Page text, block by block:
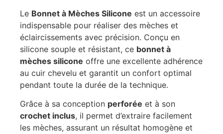
Le Bonnet à Mèches Silicone est un accessoire
indispensable pour réaliser des mèches et
éclaircissements avec précision. Conçu en
silicone souple et résistant, ce bonnet à
mèches silicone offre une excellente adhérence
au cuir chevelu et garantit un confort optimal
pendant toute la durée de la technique.
Grâce à sa conception perforée et à son
crochet inclus, il permet d’extraire facilement
les mèches, assurant un résultat homogène et